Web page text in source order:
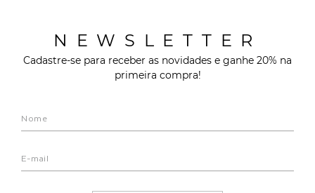
NEWSLETTER
Cadastre-se para receber as novidades e ganhe 20% na
primeira compra!